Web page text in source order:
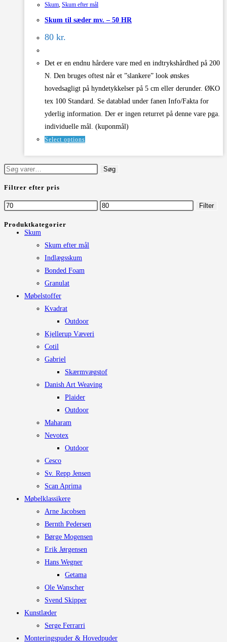
Skum, Skum efter mål
Skum til sæder mv. – 50 HR
80 kr.
Det er en endnu hårdere vare med en indtrykshårdhed på 200
N. Den bruges oftest når et ”slankere” look ønskes
hovedsagligt på hyndetykkelser på 5 cm eller derunder. ØKO
tex 100 Standard. Se datablad under fanen Info/Fakta for
yderlig information. Der er ingen returret på denne vare pga.
individuelle mål. (kuponmål)
Select options
Søg
Søg
Filtrer efter pris
Mindste
Højeste
Filter
Produktkategorier
Skum
Skum efter mål
Indlægsskum
Bonded Foam
Granulat
Møbelstoffer
Kvadrat
Outdoor
Kjellerup Væveri
Cotil
Gabriel
Skærmvægstof
Danish Art Weaving
Plaider
Outdoor
Maharam
Nevotex
Outdoor
Cesco
Sv. Repp Jensen
Scan Aprima
Møbelklassikere
Arne Jacobsen
Bernth Pedersen
Børge Mogensen
Erik Jørgensen
Hans Wegner
Getama
Ole Wanscher
Svend Skipper
Kunstlæder
Serge Ferrarri
Monteringspuder & Hovedpuder